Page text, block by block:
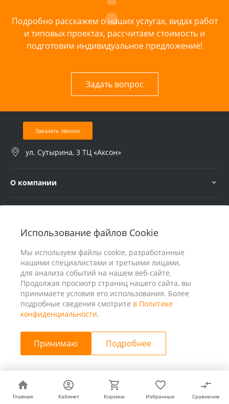
Использование файлов Cookie
Мы используем файлы cookie, разработанные
нашими специалистами и третьими лицами,
для анализа событий на нашем веб-сайте.
Продолжая просмотр страниц нашего сайта, вы
принимаете условия его использования. Более
подробные сведения смотрите в Политике
конфиденциальности.
Принимаю Подробнее
Главная Кабинет Корзина Избранные Сравнение
Главная Кабинет Корзина Избранные Сравнение
Подробно расскажем о наших услугах, видах работ
и типовых проектах, рассчитаем стоимость и
подготовим индивидуальное предложение!
Задать вопрос
Заказать звонок
ул. Сутырина, 3 ТЦ «Аксон»
О компании
© 2026 ООО «25 Киловатт» ИНН 4401188290, Все права
защищены